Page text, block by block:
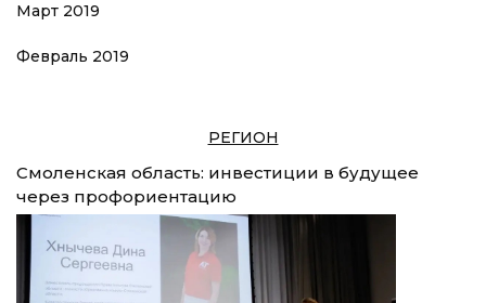
Март 2019
Февраль 2019
РЕГИОН
Смоленская область: инвестиции в будущее
через профориентацию